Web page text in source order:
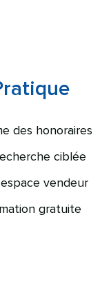
des honoraires
ciblée
vendeur
gratuite